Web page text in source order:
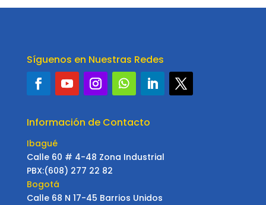
Síguenos en Nuestras Redes
Información de Contacto
Ibagué
Calle 60 # 4-48 Zona Industrial
PBX:(608) 277 22 82
Bogotá
Calle 68 N 17-45 Barrios Unidos